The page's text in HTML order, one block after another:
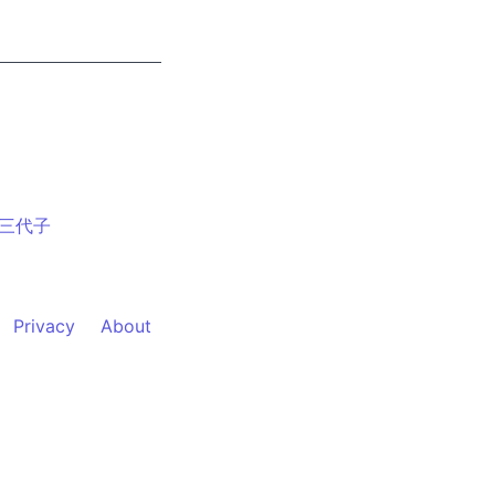
代子
Privacy About